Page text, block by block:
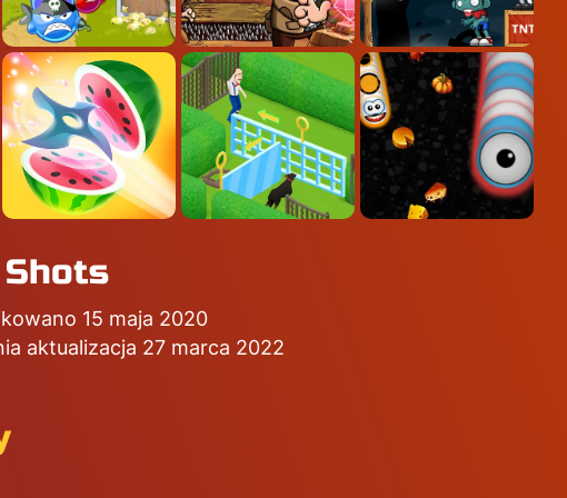
15 maja 2020
aktualizacja 27 marca 2022